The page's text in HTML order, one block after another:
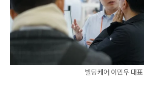
빌딩케어 이민우 대표